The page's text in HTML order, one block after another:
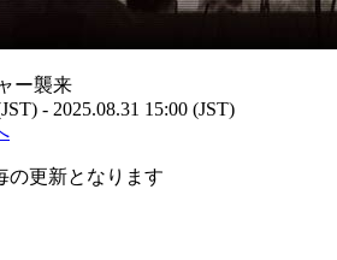
ー襲来
- 2025.08.31 15:00 (JST)
更新となります